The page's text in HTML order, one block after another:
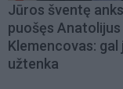
Jūros šventę
puošęs Anatolijus
Klemencovas: gal
užtenka